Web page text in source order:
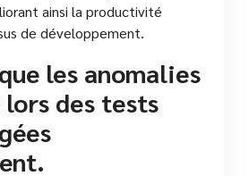
ainsi la productivité
de développement.
les anomalies
des tests